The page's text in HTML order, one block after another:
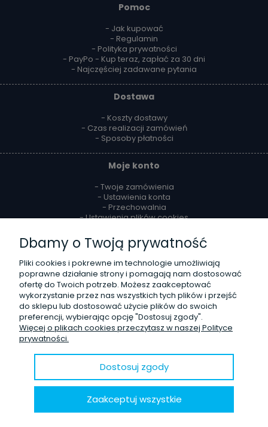
Pomoc
- Jak kupować
- Regulamin
- Polityka prywatności
- PayPo - Kup teraz, zapłać za 30 dni
- Najczęściej zadawane pytania
Dostawa
- Koszty dostawy
- Czas realizacji zamówień
- Sposoby płatności
Moje konto
- Twoje zamówienia
- Ustawienia konta
- Przechowalnia
- Ustawienia plików cookies
Reklamacje i zwroty
- Zwroty
- Odstąpienie od umowy
- Reklamacje
O firmie
- Kontakt
- Opinie Trustmate
- Blog
Dbamy o Twoją prywatność
Pliki cookies i pokrewne im technologie umożliwiają
poprawne działanie strony i pomagają nam dostosować
ofertę do Twoich potrzeb. Możesz zaakceptować
wykorzystanie przez nas wszystkich tych plików i przejść
do sklepu lub dostosować użycie plików do swoich
preferencji, wybierając opcję "Dostosuj zgody".
Więcej o plikach cookies przeczytasz w naszej Polityce
prywatności.
Dostosuj zgody
Zaakceptuj wszystkie